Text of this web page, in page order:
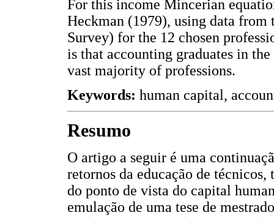
For this income Mincerian
Heckman (1979), using data
Survey) for the 12 chosen
is that accounting graduates in
vast majority of professions.
Keywords: human capital,
Resumo
O artigo a seguir é uma
retornos da educação de
do ponto de vista do capital
emulação de uma tese de